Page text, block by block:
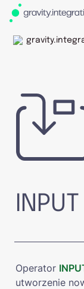
Operator
utworzenie